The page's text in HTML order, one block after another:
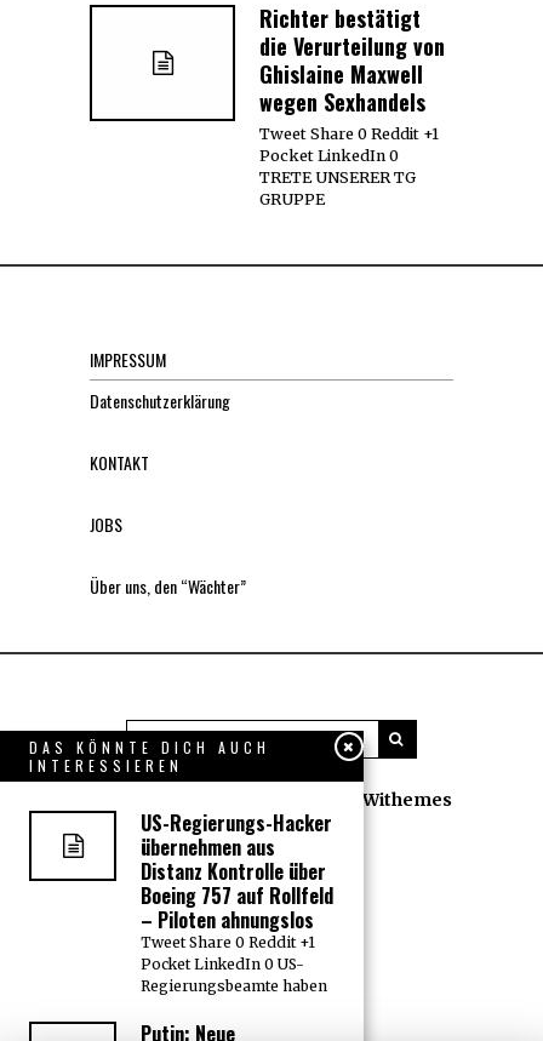
Richter bestätigt
die Verurteilung von
Ghislaine Maxwell
wegen Sexhandels
Tweet Share 0 Reddit +1
Pocket LinkedIn 0
TRETE UNSERER TG
GRUPPE
IMPRESSUM
Datenschutzerklärung
KONTAKT
JOBS
Über uns, den “Wächter”
Withemes
DAS KÖNNTE DICH AUCH
INTERESSIEREN
US-Regierungs-Hacker
übernehmen aus
Distanz Kontrolle über
Boeing 757 auf Rollfeld
– Piloten ahnungslos
Tweet Share 0 Reddit +1
Pocket LinkedIn 0 US-
Regierungsbeamte haben
Putin: Neue